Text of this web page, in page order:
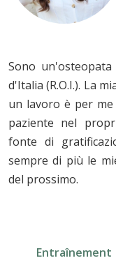
Sono
d'Italia (R.O.I.). La
un lavoro è per
paziente nel
fonte di
sempre di più le
del prossimo.
Entraînement